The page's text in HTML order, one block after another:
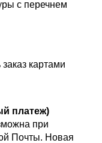
с перечнем
картами
платеж)
при
Почты. Новая